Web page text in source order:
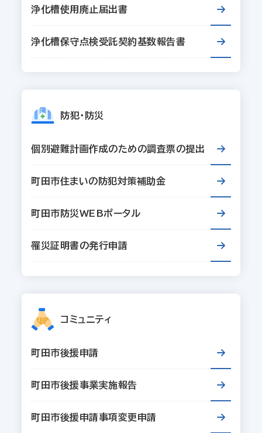
浄化槽使用廃止届出書
浄化槽保守点検受託契約基数報告書
防犯・防災
個別避難計画作成のための調査票の提出
町田市住まいの防犯対策補助金
町田市防災WEBポータル
罹災証明書の発行申請
コミュニティ
町田市後援申請
町田市後援事業実施報告
町田市後援申請事項変更申請